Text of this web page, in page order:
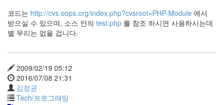
코드는 http://cvs.oops.org/index.php?cvsroot=PHP-Module 에서
받으실 수 있으며, 소스 안의 test.php 를 참조 하시면 사용하시는데
별 무리는 없을 겁니다.
2009/02/19 05:12
2016/07/08 21:31
김정균
Tech/프로그래밍